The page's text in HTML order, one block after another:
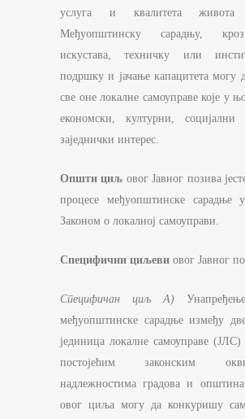
услуга и квалитета живота
Међуопштинску сарадњу,
искустава, техничку или
подршку и јачање капацитета могу
све оне локалне самоуправе које у
економски, културни,
заједнички интерес.
Општи циљ овог Јавног позива
процесе међуопштинске сарадње
Законом о локалној самоуправи.
Специфични циљеви овог Јавног
Специфичан циљ А)
међуопштинске сарадње између
јединица локалне самоуправе (ЈЛС)
постојећим законским
надлежностима градова и
овог циља могу да конкуришу